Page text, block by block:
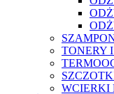
TONERY
WCIERKI